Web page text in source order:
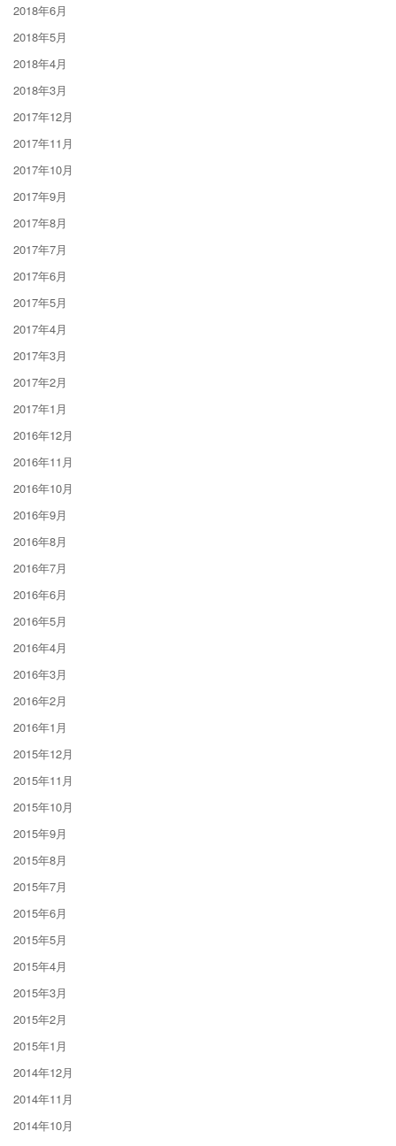
2018年6月
2018年5月
2018年4月
2018年3月
2017年12月
2017年11月
2017年10月
2017年9月
2017年8月
2017年7月
2017年6月
2017年5月
2017年4月
2017年3月
2017年2月
2017年1月
2016年12月
2016年11月
2016年10月
2016年9月
2016年8月
2016年7月
2016年6月
2016年5月
2016年4月
2016年3月
2016年2月
2016年1月
2015年12月
2015年11月
2015年10月
2015年9月
2015年8月
2015年7月
2015年6月
2015年5月
2015年4月
2015年3月
2015年2月
2015年1月
2014年12月
2014年11月
2014年10月